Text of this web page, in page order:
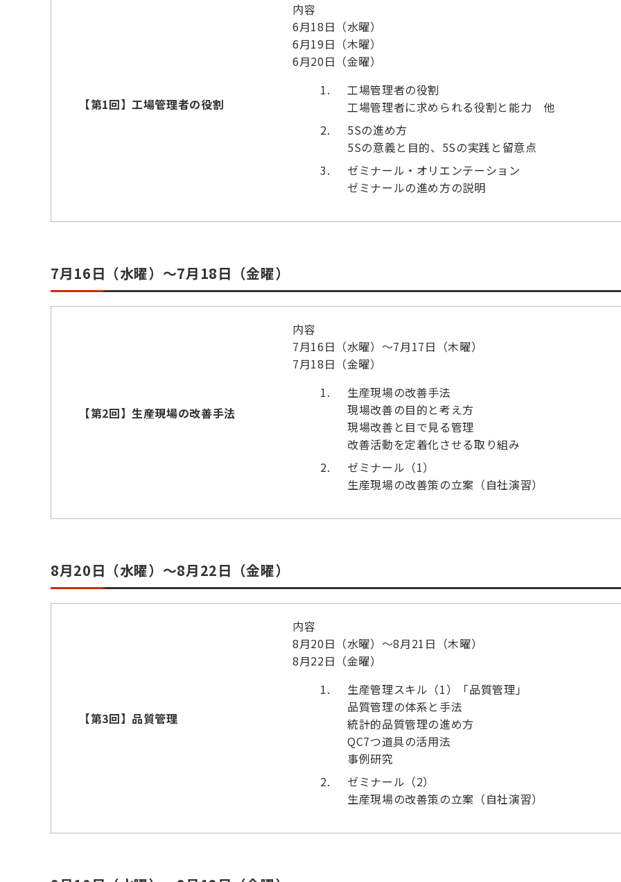
【第1回】工場管理者の役割
内容
6月18日（水曜）
6月19日（木曜）
6月20日（金曜）
工場管理者の役割
工場管理者に求められる役割と能力 他
5Sの進め方
5Sの意義と目的、5Sの実践と留意点
ゼミナール・オリエンテーション
ゼミナールの進め方の説明
7月16日（水曜）～7月18日（金曜）
【第2回】生産現場の改善手法
内容
7月16日（水曜）～7月17日（木曜）
7月18日（金曜）
生産現場の改善手法
現場改善の目的と考え方
現場改善と目で見る管理
改善活動を定着化させる取り組み
ゼミナール（1）
生産現場の改善策の立案（自社演習）
8月20日（水曜）～8月22日（金曜）
【第3回】品質管理
内容
8月20日（水曜）～8月21日（木曜）
8月22日（金曜）
生産管理スキル（1）「品質管理」
品質管理の体系と手法
統計的品質管理の進め方
QC7つ道具の活用法
事例研究
ゼミナール（2）
生産現場の改善策の立案（自社演習）